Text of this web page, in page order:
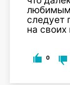
любимым
следует
на
0